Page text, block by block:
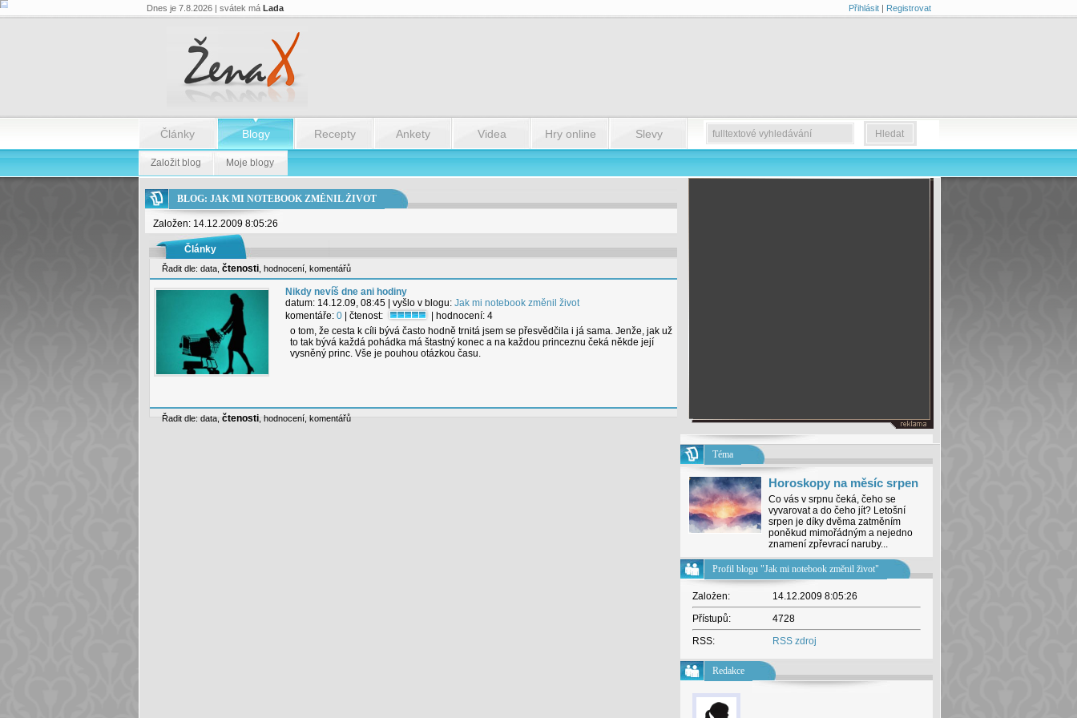
Dnes je 7.8.2026 | svátek má Lada Přihlásit| Registrovat
Články Blogy Recepty Ankety Videa Hry online Slevy
Založit blog Moje blogy
BLOG: JAK MI NOTEBOOK ZMĚNIL ŽIVOT
Založen: 14.12.2009 8:05:26
Články
Řadit dle: data, čtenosti, hodnocení, komentářů
Nikdy nevíš dne ani hodiny
datum: 14.12.09, 08:45| vyšlo v blogu: Jak mi notebook změnil život
komentáře: 0| čtenost: | hodnocení: 4
o tom, že cesta k cíli bývá často hodně trnitá jsem se přesvědčila i já sama. Jenže, jak už
to tak bývá každá pohádka má štastný konec a na každou princeznu čeká někde její
vysněný princ. Vše je pouhou otázkou času.
Řadit dle: data, čtenosti, hodnocení, komentářů
Téma
Horoskopy na měsíc srpen
Co vás v srpnu čeká, čeho se
vyvarovat a do čeho jít? Letošní
srpen je díky dvěma zatměním
poněkud mimořádným a nejedno
znamení zpřevrací naruby...
Profil blogu "Jak mi notebook změnil život"
Založen:
14.12.2009 8:05:26
Přístupů:
4728
RSS:
RSS zdroj
Redakce